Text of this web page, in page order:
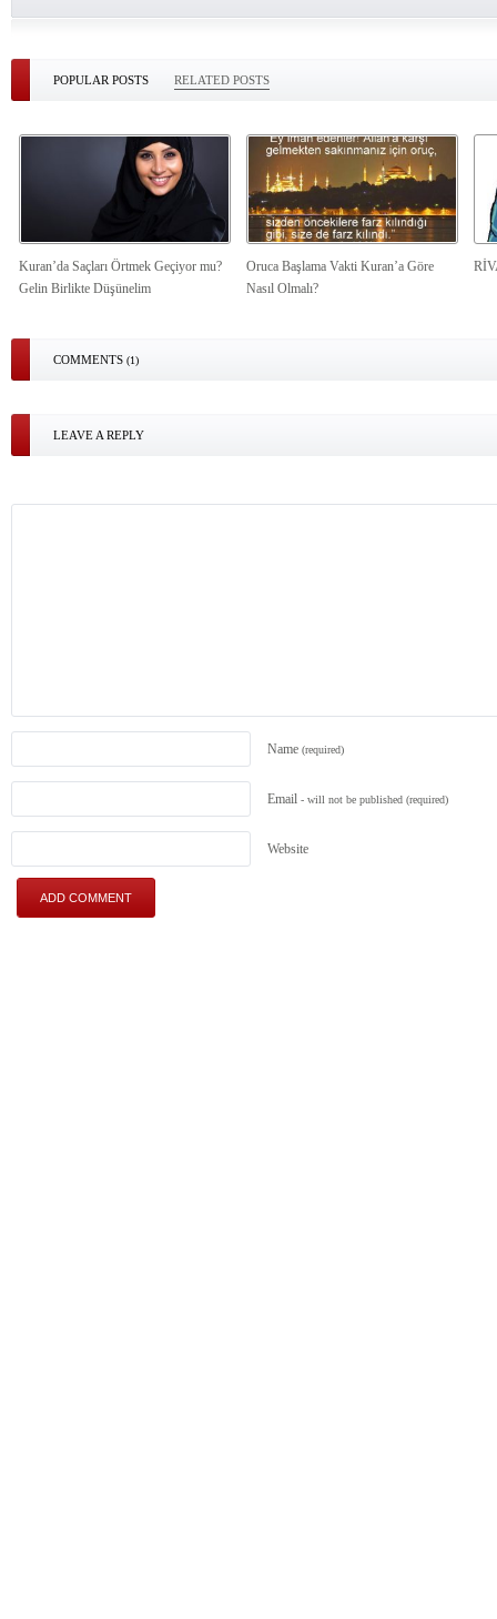
POPULAR POSTS RELATED POSTS
Kuran’da Saçları Örtmek Geçiyor mu?
Gelin Birlikte Düşünelim
Oruca Başlama Vakti Kuran’a Göre
Nasıl Olmalı?
COMMENTS (1)
LEAVE A REPLY
Name (required)
Email - will not be published (required)
Website